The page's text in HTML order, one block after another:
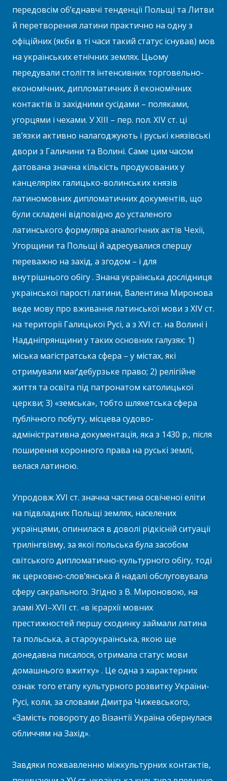
передовсім об’єднавчі тенденції Польщі та Литви
й перетворення латини практично на одну з
офіційних (якби в ті часи такий статус існував) мов
на українських етнічних землях. Цьому
передували століття інтенсивних торговельно-
економічних, дипломатичних й економічних
контактів із західними сусідами – поляками,
угорцями і чехами. У XIII – пер. пол. XIV ст. ці
зв’язки активно налагоджують і руські князівські
двори з Галичини та Волині. Саме цим часом
датована значна кількість продукованих у
канцеляріях галицько-волинських князів
латиномовних дипломатичних документів, що
були складені відповідно до усталеного
латинського формуляра аналогічних актів Чехії,
Угорщини та Польщі й адресувалися спершу
переважно на захід, а згодом – і для
внутрішнього обігу . Знана українська дослідниця
української парості латини, Валентина Миронова
веде мову про вживання латинської мови з XIV ст.
на території Галицької Русі, а з XVI ст. на Волині і
Наддніпрянщини у таких основних галузях: 1)
міська магістратська сфера – у містах, які
отримували маґдебурзьке право; 2) релігійне
життя та освіта під патронатом католицької
церкви; 3) «земська», тобто шляхетська сфера
публічного побуту, місцева судово-
адміністративна документація, яка з 1430 р., після
поширення коронного права на руські землі,
велася латиною.
Упродовж XVI ст. значна частина освіченої еліти
на підвладних Польщі землях, населених
українцями, опинилася в доволі рідкісній ситуації
трилінгвізму, за якої польська була засобом
світського дипломатично-культурного обігу, тоді
як церковно-слов’янська й надалі обслуговувала
сферу сакрального. Згідно з В. Мироновою, на
зламі XVI–XVII ст. «в ієрархії мовних
престижностей першу сходинку займали латина
та польська, а староукраїнська, якою ще
донедавна писалося, отримала статус мови
домашнього вжитку» . Це одна з характерних
ознак того етапу культурного розвитку України-
Русі, коли, за словами Дмитра Чижевського,
«Замість повороту до Візантії Україна обернулася
обличчям на Захід».
Завдяки пожвавленню міжкультурних контактів,